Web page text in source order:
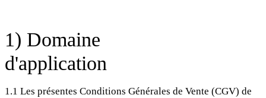
1) Domaine
d'application
1.1 Les présentes Conditions Générales de Vente (CGV) de